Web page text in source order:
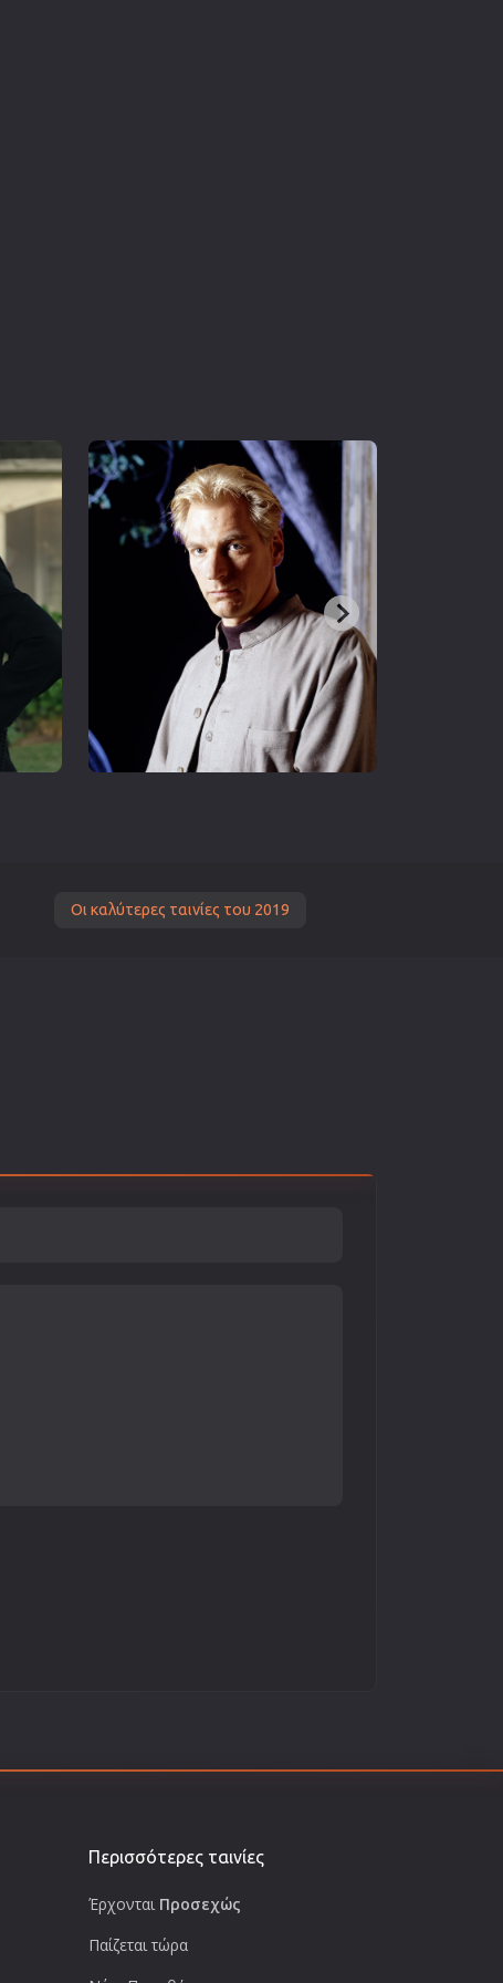
Οι καλύτερες ταινίες του 2019
Περισσότερες ταινίες
Έρχονται Προσεχώς
Παίζεται τώρα